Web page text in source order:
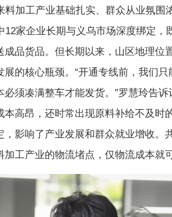
加工产业基础扎实、群众从业氛围
12家企业长期与义乌市场深度绑定，
成品货品。但长期以来，山区地理位
展的核心瓶颈。“开通专线前，我们
必须凑满整车才能发货。”罗慧玲告
本高昂，还时常出现原料补给不及时
，影响了产业发展和群众就业增收。
工产业的物流堵点，仅物流成本就